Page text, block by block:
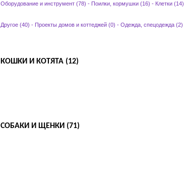
Оборудование и инструмент (78) - Поилки, кормушки (16) - Клетки (14)
Другое (40) - Проекты домов и коттеджей (0) - Одежда, спецодежда (2)
КОШКИ И КОТЯТА (12)
СОБАКИ И ЩЕНКИ (71)